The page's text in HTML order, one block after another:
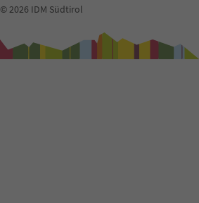
© 2026 IDM Südtirol